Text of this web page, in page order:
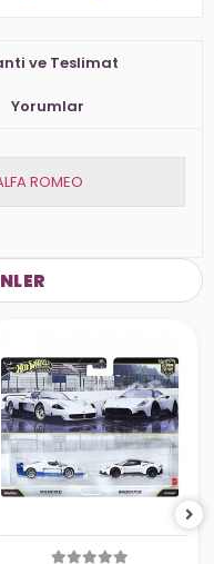
ve Teslimat
Yorumlar
ROMEO